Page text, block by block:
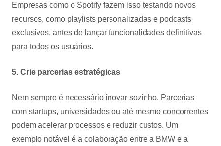
Empresas como o Spotify fazem isso testando novos
recursos, como playlists personalizadas e podcasts
exclusivos, antes de lançar funcionalidades definitivas
para todos os usuários.
5. Crie parcerias estratégicas
Nem sempre é necessário inovar sozinho. Parcerias
com startups, universidades ou até mesmo concorrentes
podem acelerar processos e reduzir custos. Um
exemplo notável é a colaboração entre a BMW e a